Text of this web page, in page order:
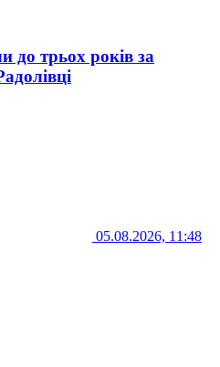
до трьох років за
05.08.2026, 11:48